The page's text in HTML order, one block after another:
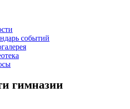
событий
гимназии